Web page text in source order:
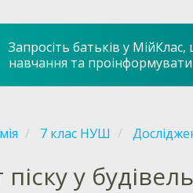
Запросіть батьків у
навчання та проінформувати
7 клас НУШ
піску у